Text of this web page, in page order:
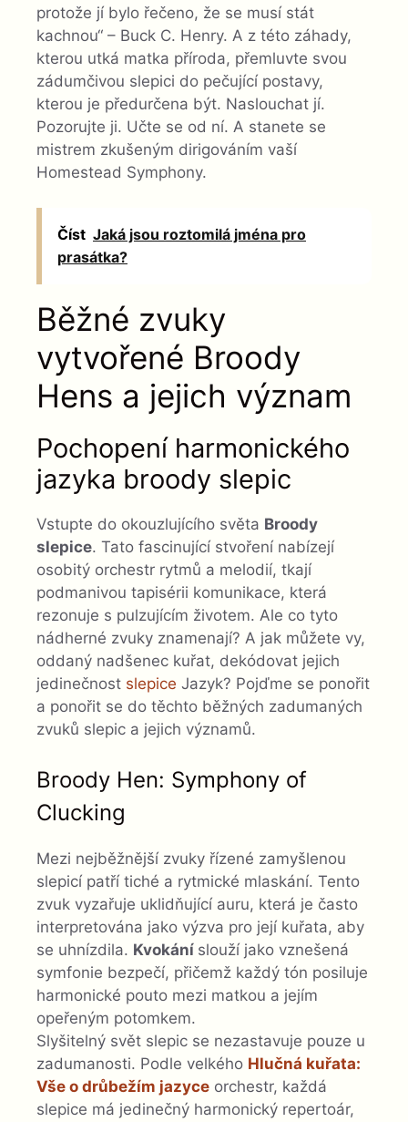
protože jí bylo řečeno, že se musí stát
kachnou“ – Buck C. Henry. A z této záhady,
kterou utká matka příroda, přemluvte svou
zádumčivou slepici do pečující postavy,
kterou je předurčena být. Naslouchat jí.
Pozorujte ji. Učte se od ní. A stanete se
mistrem zkušeným dirigováním vaší
Homestead Symphony.
Číst Jaká jsou roztomilá jména pro
prasátka?
Běžné zvuky
vytvořené Broody
Hens a jejich význam
Pochopení harmonického
jazyka broody slepic
Vstupte do okouzlujícího světa Broody
slepice. Tato fascinující stvoření nabízejí
osobitý orchestr rytmů a melodií, tkají
podmanivou tapisérii komunikace, která
rezonuje s pulzujícím životem. Ale co tyto
nádherné zvuky znamenají? A jak můžete vy,
oddaný nadšenec kuřat, dekódovat jejich
jedinečnost slepice Jazyk? Pojďme se ponořit
a ponořit se do těchto běžných zadumaných
zvuků slepic a jejich významů.
Broody Hen: Symphony of
Clucking
Mezi nejběžnější zvuky řízené zamyšlenou
slepicí patří tiché a rytmické mlaskání. Tento
zvuk vyzařuje uklidňující auru, která je často
interpretována jako výzva pro její kuřata, aby
se uhnízdila. Kvokání slouží jako vznešená
symfonie bezpečí, přičemž každý tón posiluje
harmonické pouto mezi matkou a jejím
opeřeným potomkem.
Slyšitelný svět slepic se nezastavuje pouze u
zadumanosti. Podle velkého Hlučná kuřata:
Vše o drůbežím jazyce orchestr, každá
slepice má jedinečný harmonický repertoár,